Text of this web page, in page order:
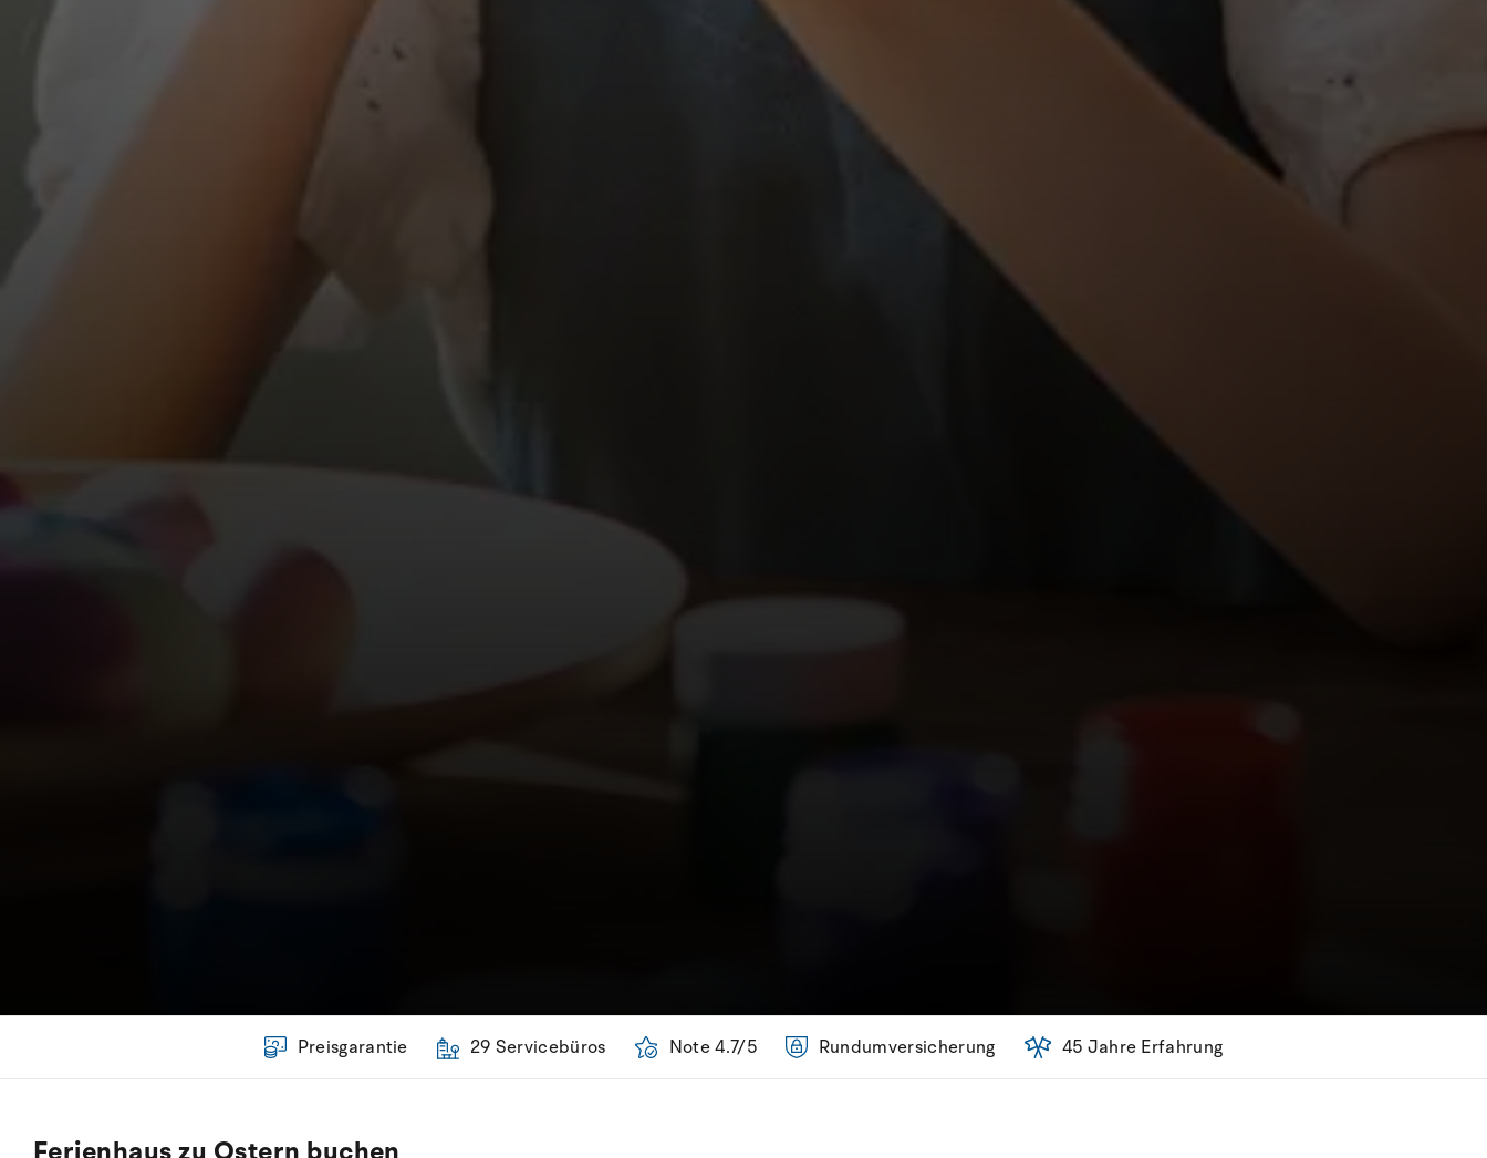
Preisgarantie 29 Servicebüros Note 4.7/5 Rundumversicherung 45 Jahre Erfahrung